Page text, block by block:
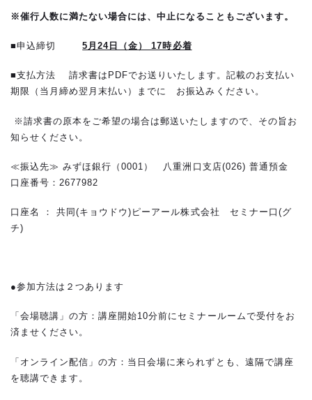
※催行人数に満たない場合には、中止になることもございます。
■申込締切5月24日（金） 17時必着
■支払方法 請求書はPDFでお送りいたします。記載のお支払い
期限（当月締め翌月末払い）までに お振込みください。
※請求書の原本をご希望の場合は郵送いたしますので、その旨お
知らせください。
≪振込先≫ みずほ銀行（0001） 八重洲口支店(026) 普通預金
口座番号：2677982
口座名 ： 共同(キョウドウ)ピーアール株式会社 セミナー口(グ
チ)
●参加方法は２つあります
「会場聴講」の方：講座開始10分前にセミナールームで受付をお
済ませください。
「オンライン配信」の方：当日会場に来られずとも、遠隔で講座
を聴講できます。